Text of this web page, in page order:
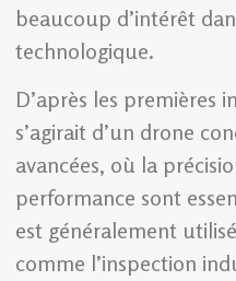
beaucoup d’intérêt
technologique.
D’après les premières
s’agirait d’un drone
avancées, où la
performance sont
est généralement
comme l’inspection